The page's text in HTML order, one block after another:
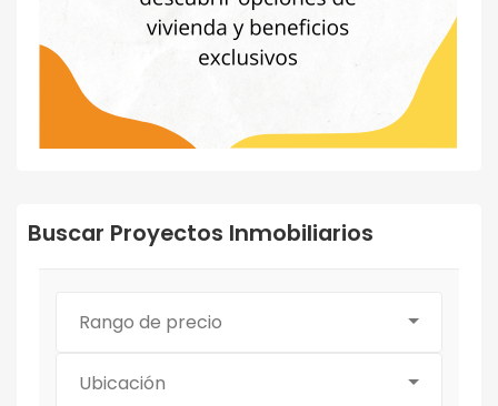
Buscar Proyectos Inmobiliarios
Rango de precio
Ubicación